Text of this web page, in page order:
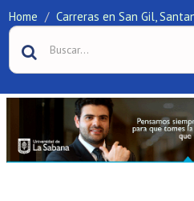
Home Carreras en San Gil,